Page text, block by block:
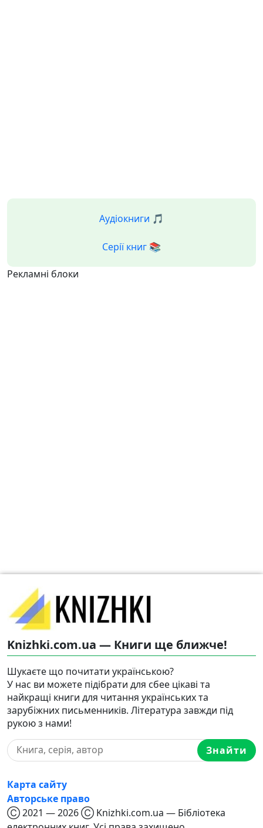
Аудіокниги 🎵
Серії книг 📚
Рекламні блоки
Knizhki.com.ua — Книги ще ближче!
Шукаєте що почитати українською?
У нас ви можете підібрати для сбее цікаві та
найкращі книги для читання українських та
зарубіжних письменників. Література завжди під
рукою з нами!
Знайти
Карта сайту
Авторське право
Ⓒ 2021 — 2026 Ⓒ Knizhki.com.ua — Бібліотека